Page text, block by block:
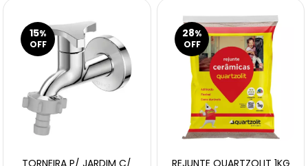
15%
OFF
TORNEIRA P/ JARDIM C/
28%
OFF
REJUNTE QUARTZOLIT 1KG